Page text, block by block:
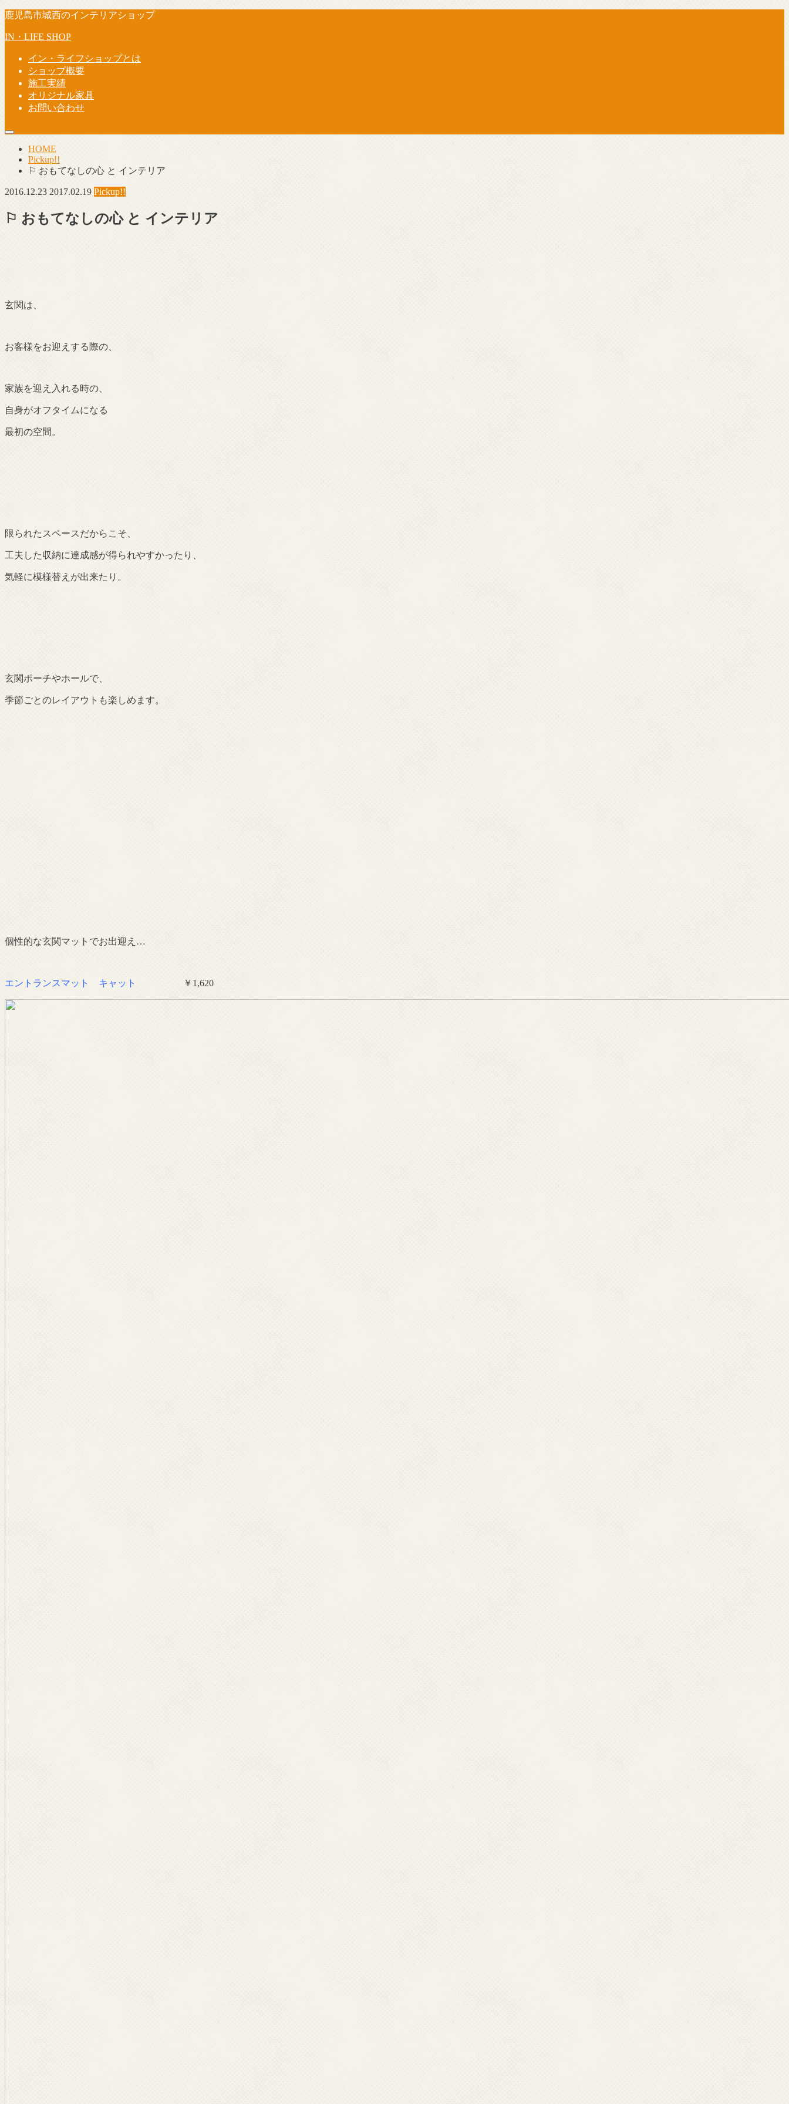
鹿児島市城西のインテリアショップ
IN・LIFE SHOP
イン・ライフショップとは
ショップ概要
施工実績
オリジナル家具
お問い合わせ
HOME
Pickup!!
⚐ おもてなしの心 と インテリア
2016.12.23 2017.02.19 Pickup!!
⚐ おもてなしの心 と インテリア
玄関は、
お客様をお迎えする際の、
家族を迎え入れる時の、
自身がオフタイムになる
最初の空間。
限られたスペースだからこそ、
工夫した収納に達成感が得られやすかったり、
気軽に模様替えが出来たり。
玄関ポーチやホールで、
季節ごとのレイアウトも楽しめます。
個性的な玄関マットでお出迎え…
エントランスマット キャット ￥1,620